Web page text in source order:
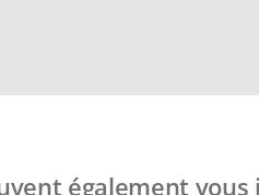
également vous